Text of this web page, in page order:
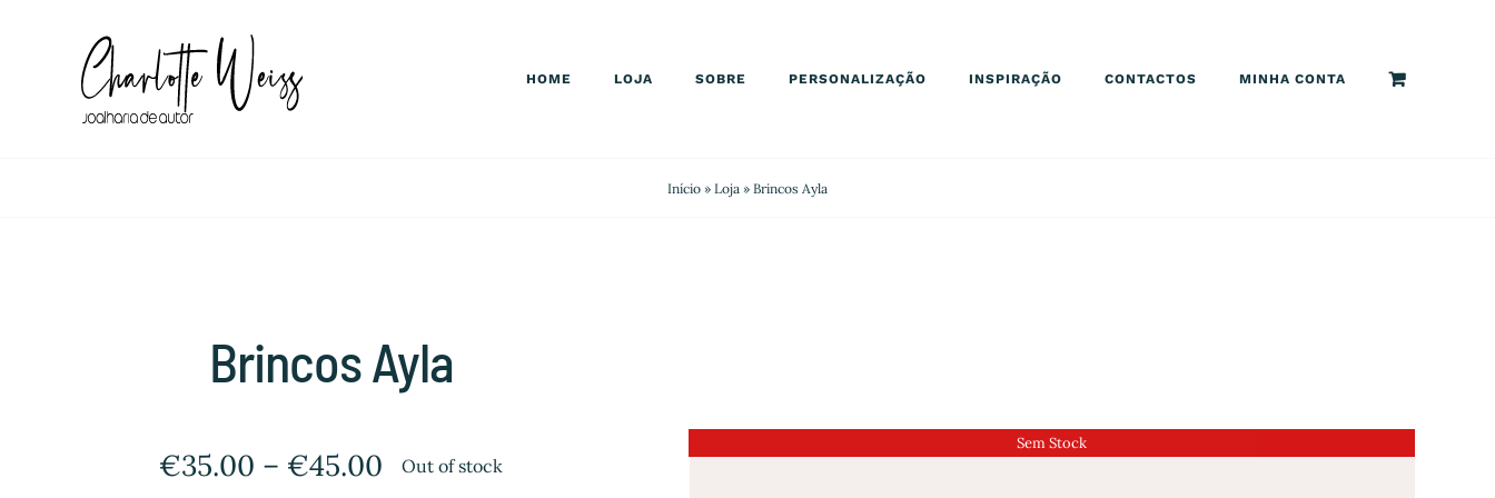
HOME LOJA SOBRE PERSONALIZAÇÃO INSPIRAÇÃO CONTACTOS MINHA CONTA
Início » Loja » Brincos Ayla
Brincos Ayla
€35.00 – €45.00 Out of stock
Sem Stock